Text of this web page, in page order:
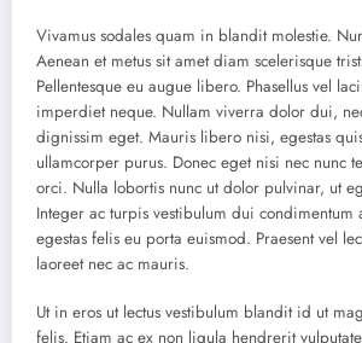
Vivamus sodales quam in blandit molestie.
Aenean et metus sit amet diam scelerisque
Pellentesque eu augue libero. Phasellus vel
imperdiet neque. Nullam viverra dolor dui,
dignissim eget. Mauris libero nisi, egestas
ullamcorper purus. Donec eget nisi nec nunc
orci. Nulla lobortis nunc ut dolor pulvinar, ut
Integer ac turpis vestibulum dui condimentum
egestas felis eu porta euismod. Praesent vel
laoreet nec ac mauris.
Ut in eros ut lectus vestibulum blandit id ut
felis. Etiam ac ex non ligula hendrerit